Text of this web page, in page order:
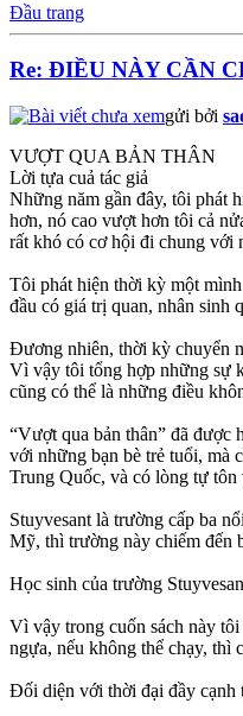
Đầu trang
Re: ĐIỀU NÀY CẦN
gửi bởi
VƯỢT QUA BẢN THÂN
Lời tựa cuả tác giả
Những năm gần đây, tôi phát
hơn, nó cao vượt hơn tôi cả
rất khó có cơ hội đi chung với
Tôi phát hiện thời kỳ một
đầu có giá trị quan, nhân sinh
Đương nhiên, thời kỳ chuyển
Vì vậy tôi tổng hợp những sự
cũng có thể là những điều
“Vượt qua bản thân” đã được
với những bạn bè trẻ tuổi, mà
Trung Quốc, và có lòng tự
Stuyvesant là trường cấp ba
Mỹ, thì trường này chiếm đến
Học sinh của trường
Vì vậy trong cuốn sách này
ngựa, nếu không thể chạy, thì
Đối diện với thời đại đầy cạnh